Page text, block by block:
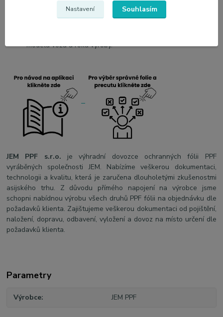
Pozitivní názory od spokojených zákazníků.
modelu vozu a roku výroby.
JEM PPF s.r.o. je výhradní dovozce ochranných fólii PPF
vyráběných společnosti JEM. Nabízíme veškerou dokumentaci,
technologii a kvalitu, která je zaručena dlouholetými zkušenostmi
asijského trhu. Z důvodu přímého napojení na výrobce jsme
schopni nabídnou výrobu všech druhů PPF fólii na objednávku dle
požadavků klienta. Zajištujeme veškerou dokumentaci od pojištění,
naložení, dopravu, odbavení, vyložení a dovoz na místo určení dle
požadavků klienta.
Parametry
Výrobce JEM PPF
Nastavení Souhlasím